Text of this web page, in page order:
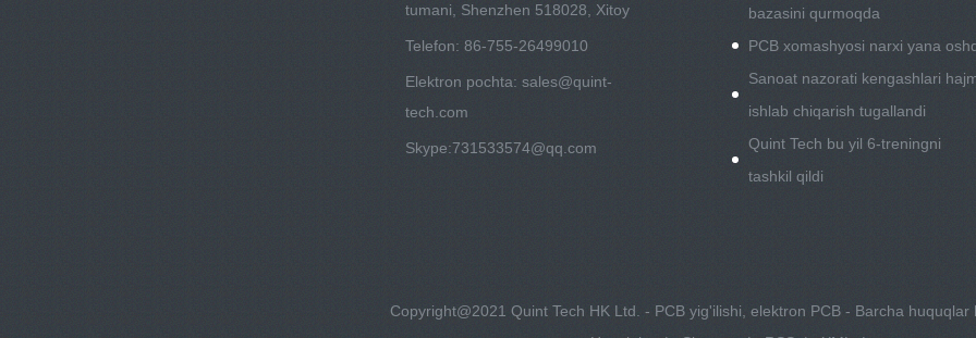
tumani, Shenzhen 518028, Xitoy
Telefon: 86-755-26499010
Elektron pochta: sales@quint-
tech.com
Skype:731533574@qq.com
bazasini qurmoqda
PCB xomashyosi narxi yana
Sanoat nazorati kengashlari
ishlab chiqarish tugallandi
Quint Tech bu yil 6-treningni
tashkil qildi
Copyright@2021 Quint Tech HK Ltd. - PCB yig'ilishi, elektron PCB - Barcha huquqlar